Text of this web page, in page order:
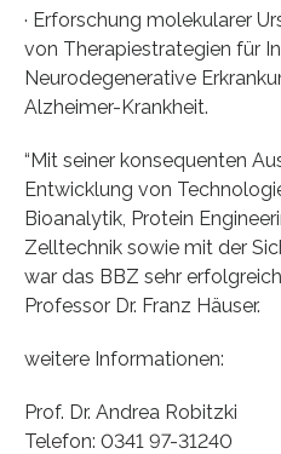
· Erforschung molekularer
von Therapiestrategien für
Neurodegenerative
Alzheimer-Krankheit.
“Mit seiner konsequenten
Entwicklung von
Bioanalytik, Protein
Zelltechnik sowie mit der
war das BBZ sehr
Professor Dr. Franz Häuser.
weitere Informationen:
Prof. Dr. Andrea Robitzki
Telefon: 0341 97-31240